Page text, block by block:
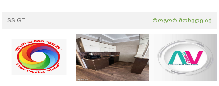
SS.GE როგორ მოხვდე აქ